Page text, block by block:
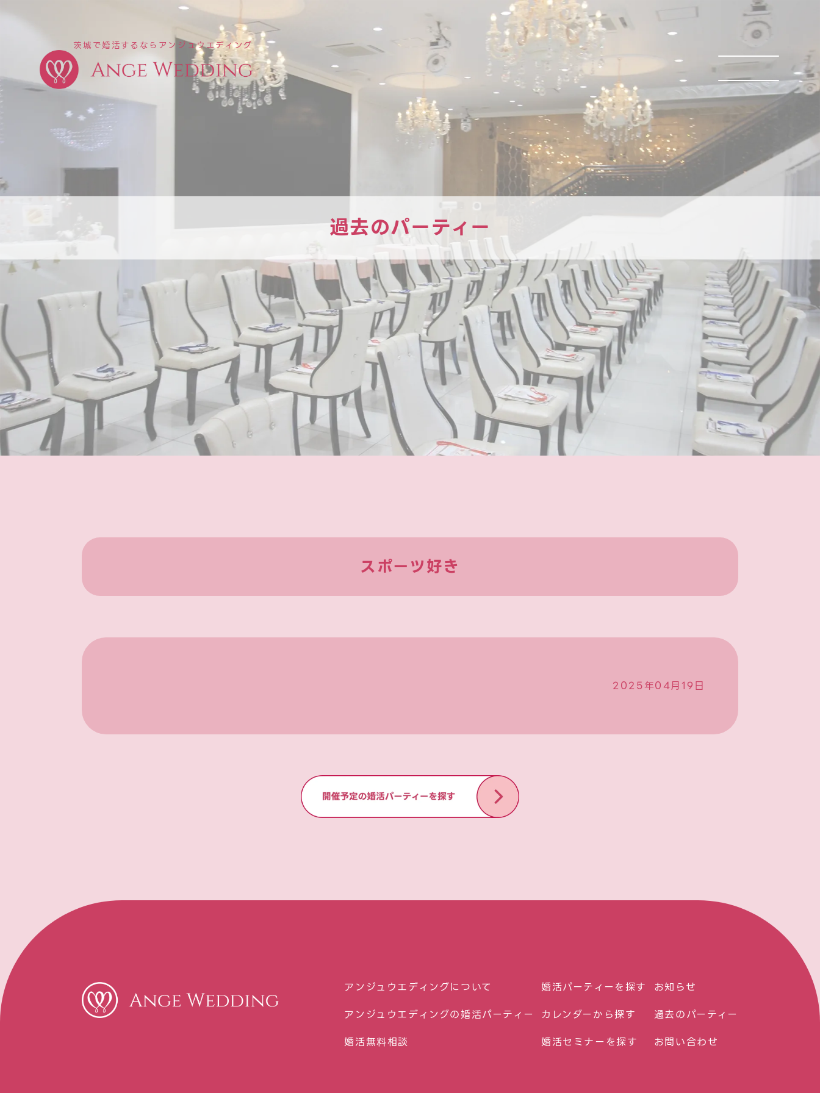
茨城で婚活するならアンジュウエディング
過去のパーティー
スポーツ好き
2025年04月19日
アンジュウエディングについて
アンジュウエディングの婚活パーティー
婚活無料相談
婚活パーティーを探す
カレンダーから探す
婚活セミナーを探す
お知らせ
過去のパーティー
お問い合わせ